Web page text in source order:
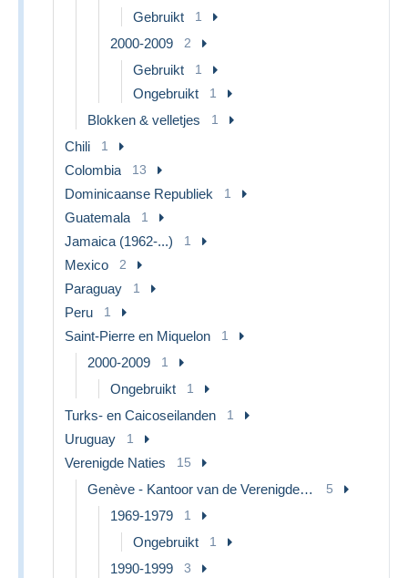
Gebruikt 1
2000-2009 2
Gebruikt 1
Ongebruikt 1
Blokken & velletjes 1
Chili 1
Colombia 13
Dominicaanse Republiek 1
Guatemala 1
Jamaica (1962-...) 1
Mexico 2
Paraguay 1
Peru 1
Saint-Pierre en Miquelon 1
2000-2009 1
Ongebruikt 1
Turks- en Caicoseilanden 1
Uruguay 1
Verenigde Naties 15
Genève - Kantoor van de Verenigde Naties 5
1969-1979 1
Ongebruikt 1
1990-1999 3